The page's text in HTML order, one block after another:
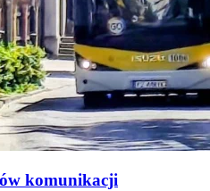
komunikacji